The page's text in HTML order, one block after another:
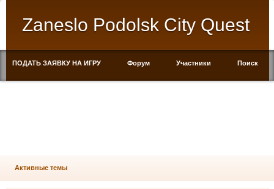
Zaneslo Podolsk City Quest
ПОДАТЬ ЗАЯВКУ НА ИГРУ Форум Участники Поиск
Активные темы